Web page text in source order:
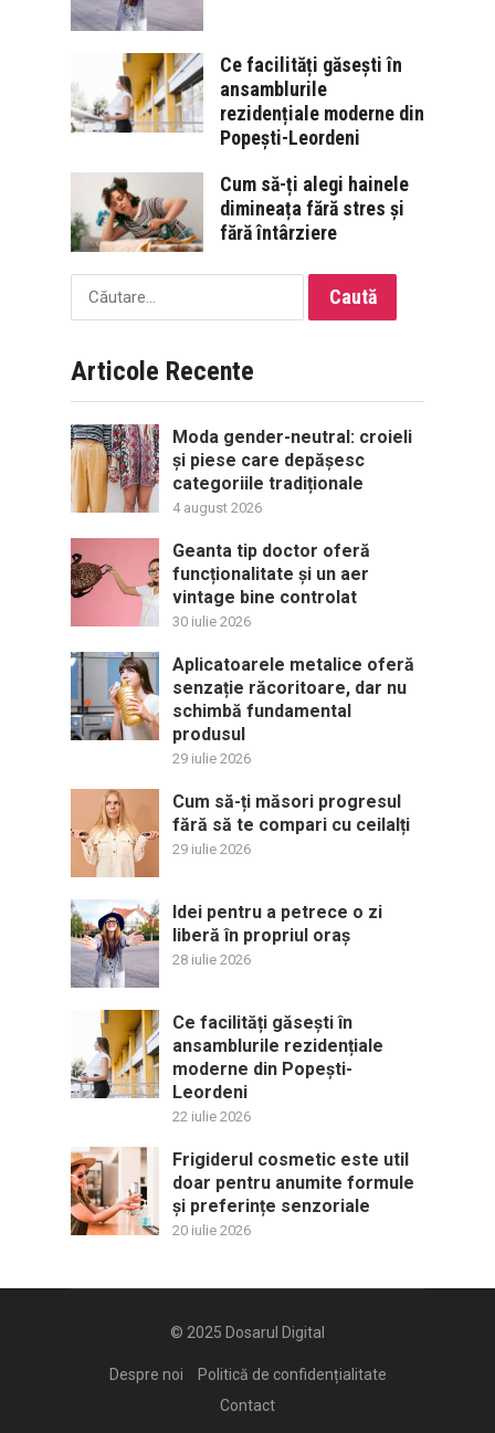
Ce facilități găsești în
ansamblurile
rezidențiale moderne din
Popești-Leordeni
Cum să-ți alegi hainele
dimineața fără stres și
fără întârziere
Caută
după:
Articole Recente
Moda gender-neutral: croieli
și piese care depășesc
categoriile tradiționale
4 august 2026
Geanta tip doctor oferă
funcționalitate și un aer
vintage bine controlat
30 iulie 2026
Aplicatoarele metalice oferă
senzație răcoritoare, dar nu
schimbă fundamental
produsul
29 iulie 2026
Cum să-ți măsori progresul
fără să te compari cu ceilalți
29 iulie 2026
Idei pentru a petrece o zi
liberă în propriul oraș
28 iulie 2026
Ce facilități găsești în
ansamblurile rezidențiale
moderne din Popești-
Leordeni
22 iulie 2026
Frigiderul cosmetic este util
doar pentru anumite formule
și preferințe senzoriale
20 iulie 2026
© 2025 Dosarul Digital
Despre noi
Politică de confidențialitate
Contact